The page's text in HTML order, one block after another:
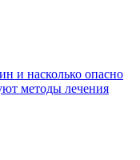
и насколько опасно
методы лечения